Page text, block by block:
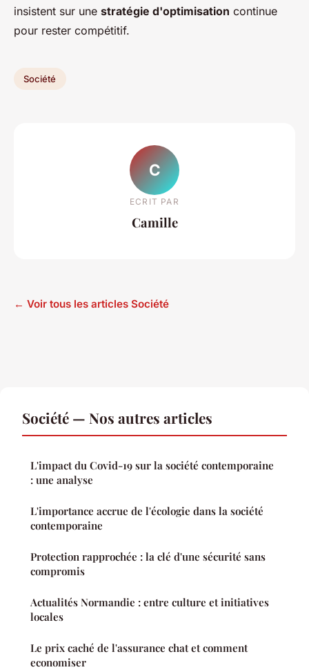
insistent sur une stratégie d'optimisation continue
pour rester compétitif.
Société
C
ECRIT PAR
Camille
← Voir tous les articles Société
Société — Nos autres articles
L'impact du Covid-19 sur la société contemporaine
: une analyse
L'importance accrue de l'écologie dans la société
contemporaine
Protection rapprochée : la clé d'une sécurité sans
compromis
Actualités Normandie : entre culture et initiatives
locales
Le prix caché de l'assurance chat et comment
economiser